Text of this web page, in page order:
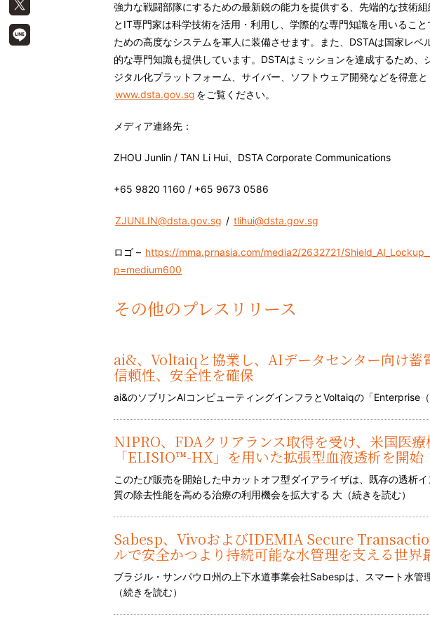
強力な戦闘部隊にするための最新鋭の能力を提供する、先端的な技術
とIT専門家は科学技術を活用・利用し、学際的な専門知識を用いるこ
ための高度なシステムを軍人に装備させます。また、DSTAは国家レベ
的な専門知識も提供しています。DSTAはミッションを達成するため、
ジタル化プラットフォーム、サイバー、ソフトウェア開発などを得意
www.dsta.gov.sg をご覧ください。
メディア連絡先：
ZHOU Junlin / TAN Li Hui、DSTA Corporate Communications
+65 9820 1160 / +65 9673 0586
ZJUNLIN@dsta.gov.sg / tlihui@dsta.gov.sg
ロゴ – https://mma.prnasia.com/media2/2632721/
p=medium600
その他のプレスリリース
ai&、Voltaiqと協業し、AIデータセンター向け蓄
信頼性、安全性を確保
ai&のソブリンAIコンピューティングインフラとVoltaiqの「Enterprise（
NIPRO、FDAクリアランス取得を受け、米国医療
「ELISIO™-HX」を用いた拡張型血液透析を開始
このたび販売を開始した中カットオフ型ダイアライザは、既存の透析
質の除去性能を高める治療の利用機会を拡大する 大（続きを読む）
Sabesp、VivoおよびIDEMIA Secure
ルで安全かつより持続可能な水管理を支える世
ブラジル・サンパウロ州の上下水道事業会社Sabespは、スマート水管
（続きを読む）